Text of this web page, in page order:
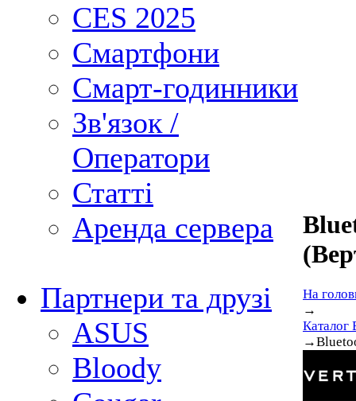
CES 2025
Смартфони
Смарт-годинники
Зв'язок /
Оператори
Статті
Аренда сервера
Партнери та друзі
ASUS
Bloody
На
→
Каталог
→